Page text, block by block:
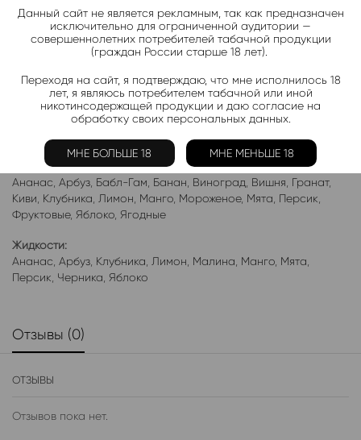
Telegram-канал 2000+
Актуальные новинки и акции каждые день!
Добавить в избранное
Категории: CAMOBAR Samorebar 10000
Электронки:
Ананас Арбуз Бабл-Гам Банан Виноград Вишня Гранат,
Киви Клубника Лимон Манго Мороженое, Мята Персик
Фруктовые, Яблоко Ягодные
Жидкости:
Ананас Арбуз Клубника Лимон Малина Манго Мята
Персик Черника Яблоко
Отзывы (0)
ОТЗЫВЫ
Отзывов пока нет.
Данный сайт не является рекламным, так как предназначен
исключительно для ограниченной аудитории —
совершеннолетних потребителей табачной продукции
(граждан России старше 18 лет).
Переходя на сайт, я подтверждаю, что мне исполнилось 18
лет, я являюсь потребителем табачной или иной
никотинсодержащей продукции и даю согласие на
обработку своих персональных данных.
МНЕ БОЛЬШЕ 18 МНЕ МЕНЬШЕ 18